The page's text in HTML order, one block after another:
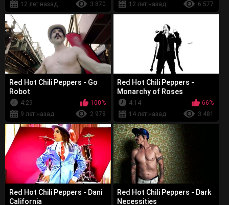
12 лет назад
3 870
12 лет назад
6 577
Red Hot Chili Peppers - Go
Robot
4:29
100%
9 лет назад
2 978
Red Hot Chili Peppers -
Monarchy of Roses
4:14
66%
14 лет назад
3 481
Red Hot Chili Peppers - Dani
California
Red Hot Chili Peppers - Dark
Necessities